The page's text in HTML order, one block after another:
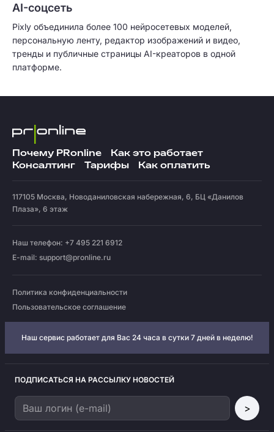
AI-соцсеть
Pixly объединила более 100 нейросетевых моделей,
персональную ленту, редактор изображений и видео,
тренды и публичные страницы AI-креаторов в одной
платформе.
Почему PRonline
Как это работает
Консалтинг
Тарифы Как оплатить
117105 Москва, Новоданиловская набережная, 6, БЦ «Данилов
Плаза», 6 этаж
Наш телефон: +7 495 221 6912
E-mail: support@pronline.ru
Политика конфиденциальности
Пользовательское соглашение
Наш сервис работает для Вас 24 часа в сутки 7 дней в неделю!
ПОДПИСАТЬСЯ НА РАССЫЛКУ НОВОСТЕЙ